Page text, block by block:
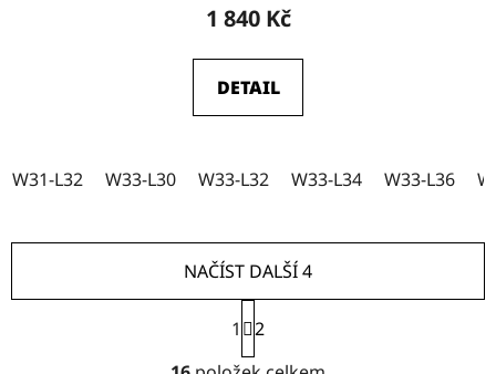
hodnocení
je
4,5
hvězdiček.
1 840 Kč
DETAIL
W31-L32 W33-L30 W33-L32 W33-L34 W33-L36
O
NAČÍST DALŠÍ 4
S
t
r
1
2